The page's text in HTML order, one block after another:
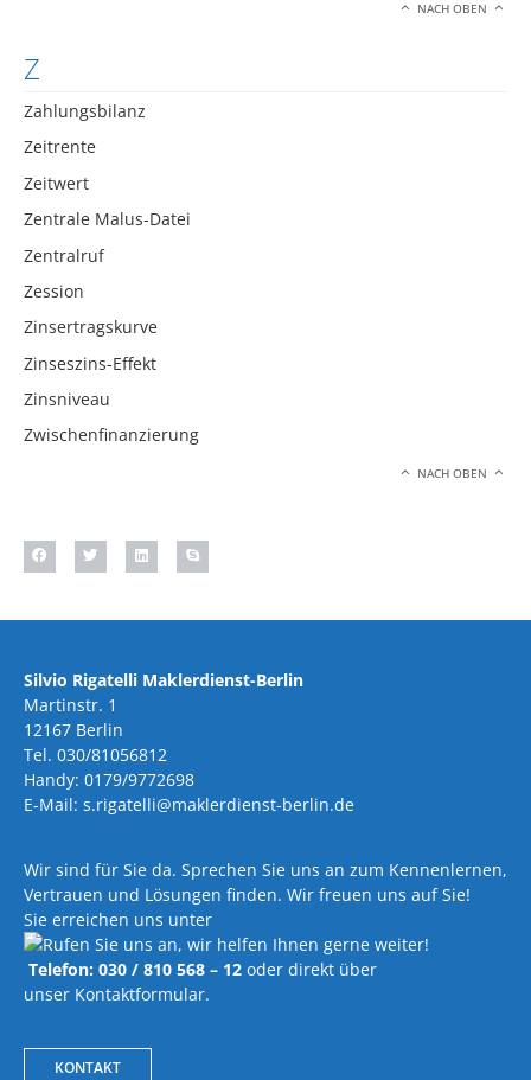
NACH OBEN
Z
Zahlungsbilanz
Zeitrente
Zeitwert
Zentrale Malus-Datei
Zentralruf
Zession
Zinsertragskurve
Zinseszins-Effekt
Zinsniveau
Zwischenfinanzierung
NACH OBEN
Silvio Rigatelli Maklerdienst-Berlin
Martinstr. 1
12167 Berlin
Tel. 030/81056812
Handy: 0179/9772698
E-Mail: s.rigatelli@maklerdienst-berlin.de
Wir sind für Sie da. Sprechen Sie uns an zum Kennenlernen,
Vertrauen und Lösungen finden. Wir freuen uns auf Sie!
Sie erreichen uns unter
Telefon: 030 / 810 568 – 12 oder direkt über
unser Kontaktformular.
KONTAKT